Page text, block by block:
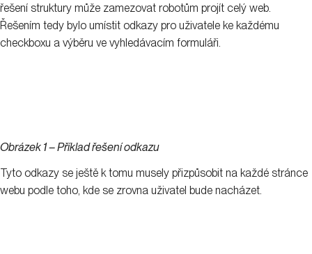
řešení struktury může zamezovat robotům projít celý web.
Řešením tedy bylo umístit odkazy pro uživatele ke každému
checkboxu a výběru ve vyhledávacím formuláři.
Obrázek 1 – Příklad řešení odkazu
Tyto odkazy se ještě k tomu musely přizpůsobit na každé stránce
webu podle toho, kde se zrovna uživatel bude nacházet.